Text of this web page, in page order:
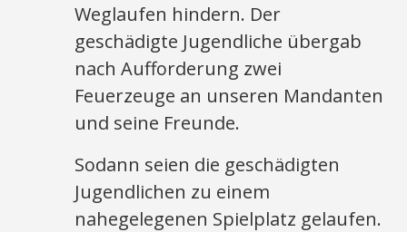
Weglaufen hindern. Der
geschädigte Jugendliche übergab
nach Aufforderung zwei
Feuerzeuge an unseren Mandanten
und seine Freunde.
Sodann seien die geschädigten
Jugendlichen zu einem
nahegelegenen Spielplatz gelaufen.